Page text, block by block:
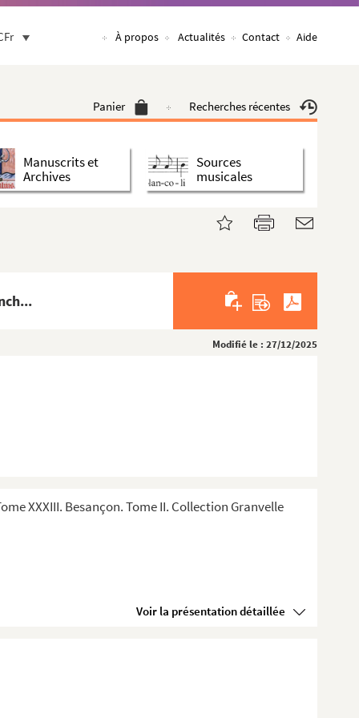
À propos Actualités Contact Aide
Panier Recherches récentes
Manuscrits et
Archives
Sources
musicales
Modifié le : 27/12/2025
XXXIII. Besançon. Tome II. Collection Granvelle
Voir la présentation détaillée